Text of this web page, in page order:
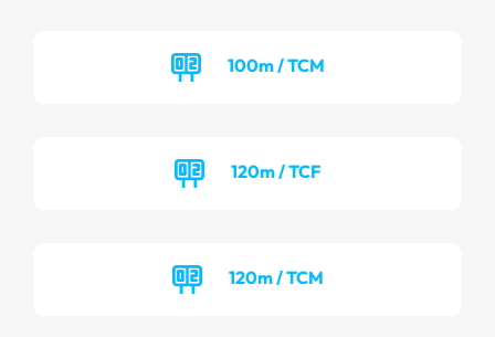
100m / TCM
120m / TCF
120m / TCM